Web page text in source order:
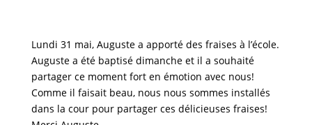
Lundi 31 mai, Auguste a apporté des fraises à l’école.
Auguste a été baptisé dimanche et il a souhaité
partager ce moment fort en émotion avec nous!
Comme il faisait beau, nous nous sommes installés
dans la cour pour partager ces délicieuses fraises!